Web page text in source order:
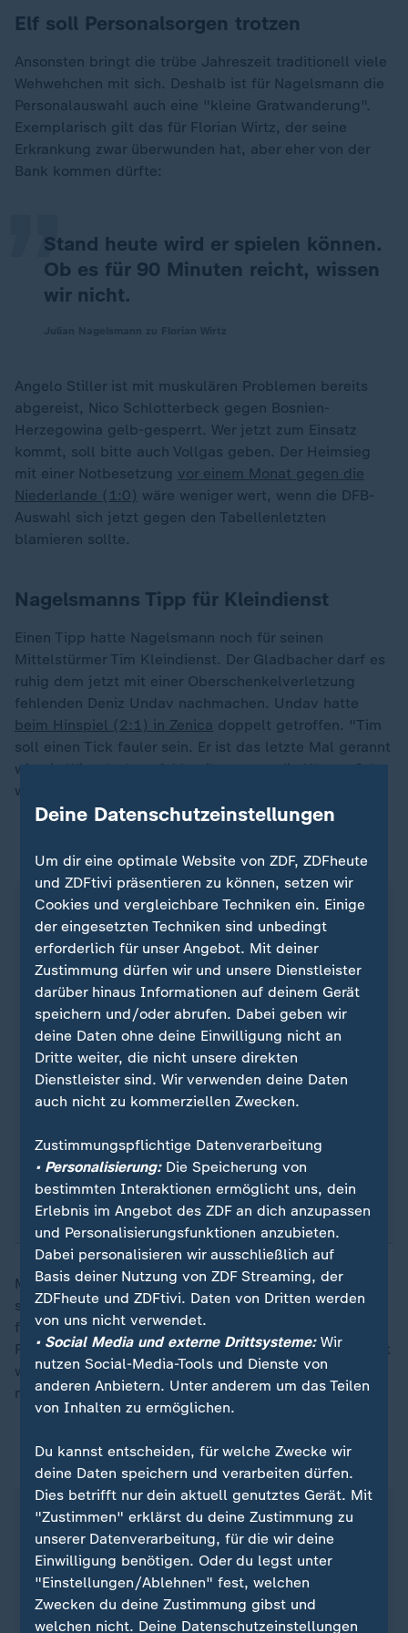
Elf soll Personalsorgen trotzen
Ansonsten bringt die trübe Jahreszeit traditionell viele
Wehwehchen mit sich. Deshalb ist für Nagelsmann die
Personalauswahl auch eine "kleine Gratwanderung".
Exemplarisch gilt das für Florian Wirtz, der seine
Erkrankung zwar überwunden hat, aber eher von der
Bank kommen dürfte:
Stand heute wird er spielen können.
Ob es für 90 Minuten reicht, wissen
wir nicht.
„
Angelo Stiller ist mit muskulären Problemen bereits
abgereist, Nico Schlotterbeck gegen Bosnien-
Herzegowina gelb-gesperrt. Wer jetzt zum Einsatz
kommt, soll bitte auch Vollgas geben. Der Heimsieg
mit einer Notbesetzung vor einem Monat gegen die
Niederlande (1:0) wäre weniger wert, wenn die DFB-
Auswahl sich jetzt gegen den Tabellenletzten
blamieren sollte.
Nagelsmanns Tipp für Kleindienst
Einen Tipp hatte Nagelsmann noch für seinen
Mittelstürmer Tim Kleindienst. Der Gladbacher darf es
ruhig dem jetzt mit einer Oberschenkelverletzung
fehlenden Deniz Undav nachmachen. Undav hatte
beim Hinspiel (2:1) in Zenica doppelt getroffen. "Tim
soll einen Tick fauler sein. Er ist das letzte Mal gerannt
wie ein Wiesel, dann fehlen ihm vorne die Körner. Ich
wünsche mir, dass er mal trifft", so Nagelsmann.
Film-Doku über EM im Anflug?
Über die deutsche Nationalmannschaft während
der Heim-EM soll Medienberichten zufolge im
Januar eine Dokumentation erscheinen. "Wir haben
gestern ein paar Bilder gesehen, Rückblicke der
Heim-EM, um die Mannschaft nochmal zu
emotionalisieren", sagte Bundestrainer Julian
Nagelsmann. "Was aus diesen Bildern in der
Weiterverarbeitung passiert, weiß ich nicht, da
lasse ich mich überraschen."
2022 in Katar hatte im September 2023 für
mächtig Verstimmung beim DFB gesorgt, der jetzt
die Berichte nicht kommentieren wollte.
Man müsse auf jeden Fall den Block der Bosnier
schneller in Bewegung bringen als vor fünf Wochen,
forderte Nagelsmann, denn: "Wir wollen den Fans der
Region es so versüßen, dass die Eintritts-Euros es wert
waren zu kommen." Den Menschen eine Freude zu
machen, lautet eben der allgemeingültige Auftrag.
ZDFsportstudio auf WhatsApp
Deine Datenschutzeinstellungen
Um dir eine optimale Website von ZDF, ZDFheute
und ZDFtivi präsentieren zu können, setzen wir
Cookies und vergleichbare Techniken ein. Einige
der eingesetzten Techniken sind unbedingt
erforderlich für unser Angebot. Mit deiner
Zustimmung dürfen wir und unsere Dienstleister
darüber hinaus Informationen auf deinem Gerät
speichern und/oder abrufen. Dabei geben wir
deine Daten ohne deine Einwilligung nicht an
Dritte weiter, die nicht unsere direkten
Dienstleister sind. Wir verwenden deine Daten
auch nicht zu kommerziellen Zwecken.
Zustimmungspflichtige Datenverarbeitung
• Personalisierung:Die Speicherung von
bestimmten Interaktionen ermöglicht uns, dein
Erlebnis im Angebot des ZDF an dich anzupassen
und Personalisierungsfunktionen anzubieten.
Dabei personalisieren wir ausschließlich auf
Basis deiner Nutzung von ZDF Streaming, der
ZDFheute und ZDFtivi. Daten von Dritten werden
von uns nicht verwendet.
• Social Media und externe Drittsysteme:Wir
nutzen Social-Media-Tools und Dienste von
anderen Anbietern. Unter anderem um das Teilen
von Inhalten zu ermöglichen.
Du kannst entscheiden, für welche Zwecke wir
deine Daten speichern und verarbeiten dürfen.
Dies betrifft nur dein aktuell genutztes Gerät. Mit
"Zustimmen" erklärst du deine Zustimmung zu
unserer Datenverarbeitung, für die wir deine
Einwilligung benötigen. Oder du legst unter
"Einstellungen/Ablehnen" fest, welchen
Zwecken du deine Zustimmung gibst und
welchen nicht. Deine Datenschutzeinstellungen